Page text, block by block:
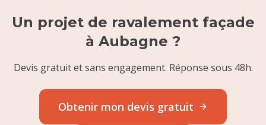
Un projet de ravalement façade
à Aubagne ?
Devis gratuit et sans engagement. Réponse sous 48h.
Obtenir mon devis gratuit